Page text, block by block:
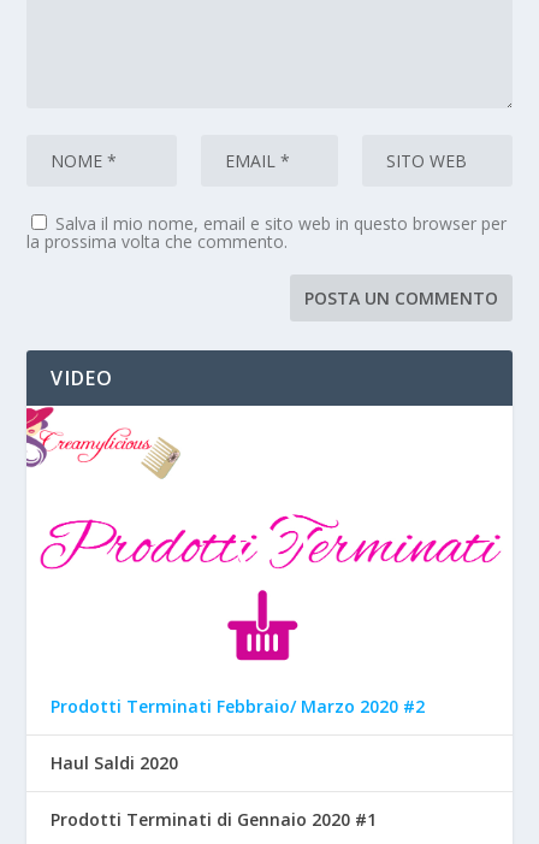
Salva il mio nome, email e sito web in questo browser per
la prossima volta che commento.
VIDEO
Prodotti Terminati Febbraio/ Marzo 2020 #2
Haul Saldi 2020
Prodotti Terminati di Gennaio 2020 #1